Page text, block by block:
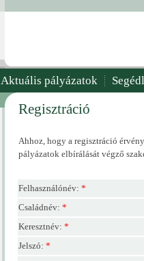
Aktuális pályázatok
Regisztráció
Ahhoz, hogy a regisztráció
pályázatok elbírálását végző
Felhasználónév: *
Családnév: *
Keresztnév: *
Jelszó: *